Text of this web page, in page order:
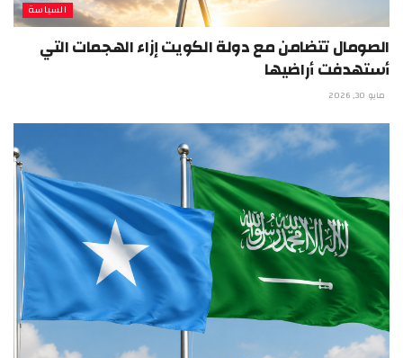
السياسة
الصومال تتضامن مع دولة الكويت إزاء الهجمات التي
أستهدفت أراضيها
مايو 30, 2026